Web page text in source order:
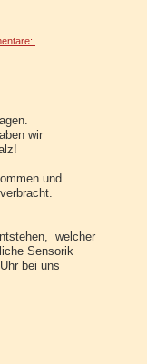
wir
und
welcher
Sensorik
bei uns